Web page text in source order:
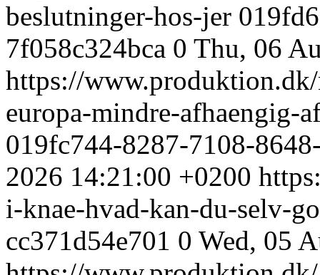
beslutninger-hos-jer
7f058c324bca 0 Thu, 06
https://
europa-mindre-afhaengig-
019fc744-8287-7108-
2026 14:21:00 +0200
i-knae-hvad-kan-du-selv-
cc371d54e701 0 Wed, 05